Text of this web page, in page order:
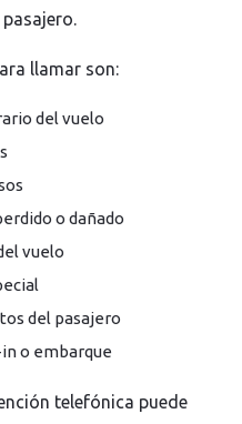
llamar son:
del vuelo
o dañado
vuelo
del pasajero
o embarque
telefónica puede